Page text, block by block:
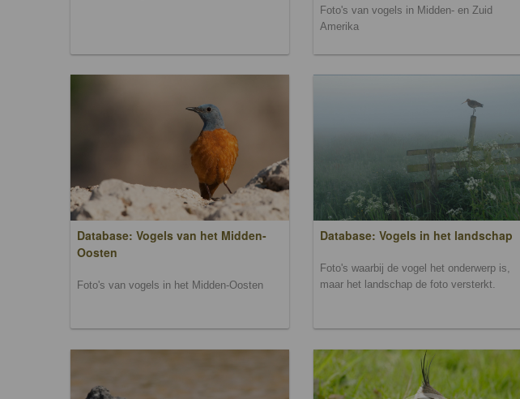
Foto's van vogels in Midden- en Zuid
Amerika
Database: Vogels van het Midden-
Oosten
Foto's van vogels in het Midden-Oosten
Database: Vogels in het landschap
Foto's waarbij de vogel het onderwerp is,
maar het landschap de foto versterkt.